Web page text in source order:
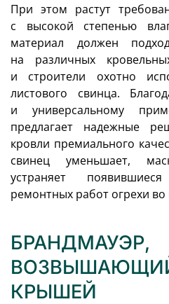
При этом растут
с высокой степенью
материал должен
на различных
и строители охотно
листового свинца.
и универсальному
предлагает надежные
кровли премиального
свинец уменьшает,
устраняет
ремонтных работ огрехи
БРАНДМАУЭР,
КРЫШЕЙ